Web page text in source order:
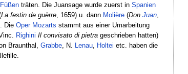
Füßenträten. Die Juansage wurde zuerst in Spanien
La festin de guèrre, 1659) u. dann Molière(Don Juan,
Die Oper Mozarts stammt aus einer Umarbeitung
Righini Il convisato di pietrageschrieben hatten)
Braunthal, Grabbe, N. Lenau, Holtei etc. haben die